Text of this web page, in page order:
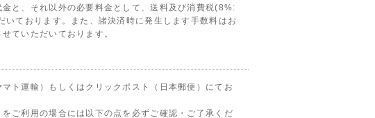
金と、それ以外の必要料金として、送料及び消費税(8%:
いております。また、諸決済時に発生します手数料はお
ていただいております。
マト運輸）もしくはクリックポスト（日本郵便）にてお
ご利用の場合には以下の点を必ずご確認・ご了承くだ